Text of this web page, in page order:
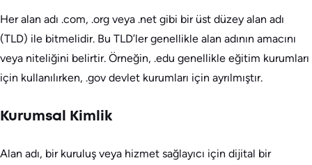
Her alan adı .com, .org veya .net gibi bir üst düzey alan adı
(TLD) ile bitmelidir. Bu TLD’ler genellikle alan adının amacını
veya niteliğini belirtir. Örneğin, .edu genellikle eğitim kurumları
için kullanılırken, .gov devlet kurumları için ayrılmıştır.
Kurumsal Kimlik
Alan adı, bir kuruluş veya hizmet sağlayıcı için dijital bir